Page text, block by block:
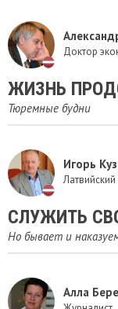
Доктор
ЖИЗНЬ
Тюремные будни
Игорь
СЛУЖИТЬ
Но бывает и
Алла